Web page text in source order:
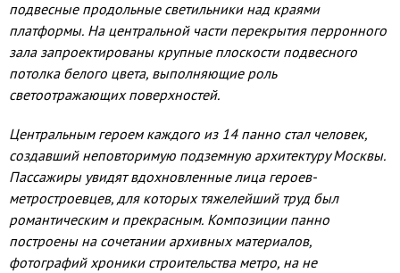
подвесные продольные светиль­ники над краями
платформы. На центральной ча­сти перекрытия перронного
зала запроектирова­ны крупные плоскости подвесного
потолка белого цвета, выполняющие роль
светоотражающих по­верхностей.
Центральным героем каждого из 14 панно стал человек,
создавший неповторимую подземную ар­хитектуру Москвы.
Пассажиры увидят вдохнов­ленные лица героев-
метростроевцев, для которых тяжелейший труд был
романтическим и прекрас­ным. Композиции панно
построены на сочета­нии архивных материалов,
фотографий хрони­ки строительства метро, на не